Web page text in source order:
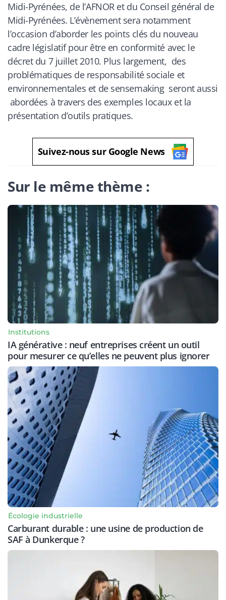
Midi-Pyrénées, de l’AFNOR et du Conseil général de
Midi-Pyrénées. L’évènement sera notamment
l’occasion d’aborder les points clés du nouveau
cadre législatif pour être en conformité avec le
décret du 7 juillet 2010. Plus largement, des
problématiques de responsabilité sociale et
environnementales et de sensemaking seront aussi
abordées à travers des exemples locaux et la
présentation d’outils pratiques.
Suivez-nous sur Google News
Sur le même thème :
Institutions
IA générative : neuf entreprises créent un outil
pour mesurer ce qu’elles ne peuvent plus ignorer
Écologie industrielle
Carburant durable : une usine de production de
SAF à Dunkerque ?